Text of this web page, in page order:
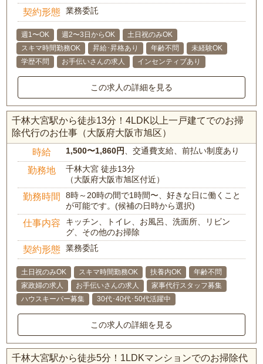
契約形態 業務委託
週1〜OK 週2〜3日からOK
土日祝のみOK
スキマ時間勤務OK
昇給･昇格あり 年齢不問
未経験OK
学歴不問
お手伝いさんの求人 インセンティブあり
この求人の詳細を見る
千林大宮駅から徒歩13分！4LDK以上一戸建てでのお掃
除代行のお仕事（大阪府大阪市旭区）
時給 1,500〜1,860円 、交通費支給、前払い制度あり
勤務地
千林大宮 徒歩13分
（大阪府大阪市旭区付近）
勤務時間
8時～20時の間で1時間〜、好きな日に働くこと
が可能です。(候補の日時から選択)
仕事内容
キッチン、トイレ、お風呂、洗面所、リビン
グ、その他のお掃除
契約形態 業務委託
土日祝のみOK スキマ時間勤務OK 扶養内OK
年齢不問
家政婦の求人
お手伝いさんの求人
家事代行スタッフ募集
ハウスキーパー募集
30代･40代･50代活躍中
この求人の詳細を見る
千林大宮駅から徒歩5分！1LDKマンションでのお掃除代